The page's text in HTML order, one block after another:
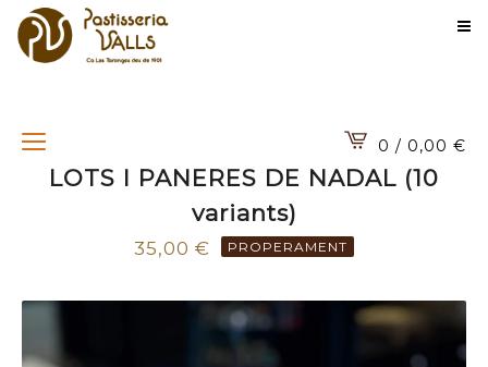
0 / 0,00 €
LOTS I PANERES DE NADAL (10
variants)
35,00 € PROPERAMENT